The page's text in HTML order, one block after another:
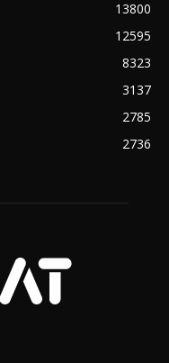
13800
12595
8323
3137
2785
2736